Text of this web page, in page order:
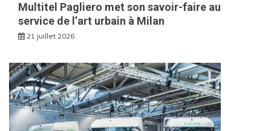
Multitel Pagliero met son savoir-faire au
service de l’art urbain à Milan
21 juillet 2026